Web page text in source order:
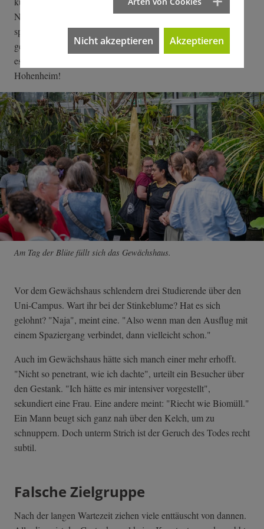
Nachmittag ins Auge, dass die Zahl der Zusehenden
sprunghaft ansteigt. Tatsächlich! Da, da öffnet sich der
gekräuselte Saum des Blütenkelchs ein Stück weit. Also heißt
es zum zweiten Mal: alles stehen und liegen lassen – auf nach
Hohenheim!
Am Tag der Blüte füllt sich das Gewächshaus.
Vor dem Gewächshaus schlendern drei Studierende über den
Uni-Campus. Wart ihr bei der Stinkeblume? Hat es sich
gelohnt? "Naja", meint eine. "Also wenn man den Ausflug mit
einem Spaziergang verbindet, dann vielleicht schon."
Auch im Gewächshaus hätte sich manch einer mehr erhofft.
"Nicht so penetrant, wie ich dachte", urteilt ein Besucher über
den Gestank. "Ich hätte es mir intensiver vorgestellt",
sekundiert eine Frau. Eine andere meint: "Riecht wie Biomüll."
Ein Mann beugt sich ganz nah über den Kelch, um zu
schnuppern. Doch unterm Strich ist der Geruch des Todes recht
subtil.
Falsche Zielgruppe
Nach der langen Wartezeit ziehen viele enttäuscht von dannen.
Nicht akzeptieren Akzeptieren